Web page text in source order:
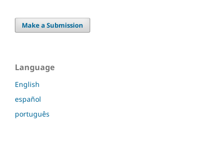
Make a Submission
Language
English
español
português